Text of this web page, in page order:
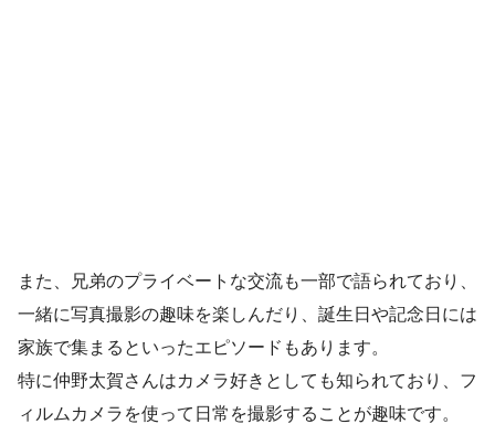
また、兄弟のプライベートな交流も一部で語られており、
一緒に写真撮影の趣味を楽しんだり、誕生日や記念日には
家族で集まるといったエピソードもあります。
特に仲野太賀さんはカメラ好きとしても知られており、フ
ィルムカメラを使って日常を撮影することが趣味です。